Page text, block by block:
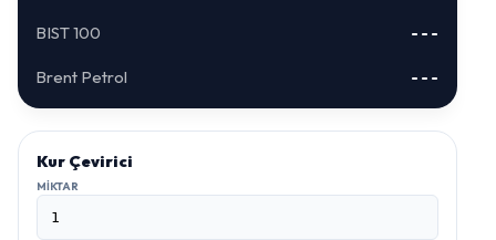
BIST 100 ---
Brent Petrol ---
Kur Çevirici
MIKTAR